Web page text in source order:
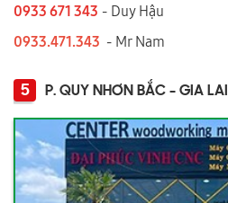
0933 671 343 - Duy Hậu
0933.471.343 - Mr Nam
5 P. QUY NHƠN BẮC - GIA LAI